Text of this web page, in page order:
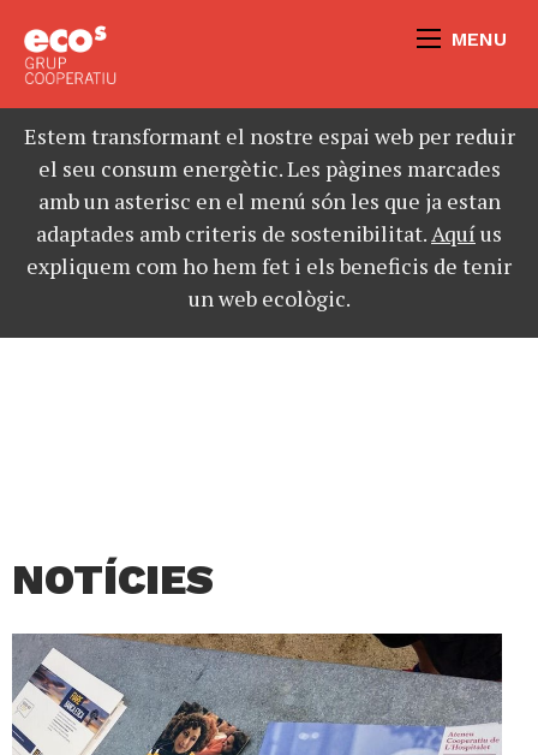
MENU
Estem transformant el nostre espai web per reduir
el seu consum energètic. Les pàgines marcades
amb un asterisc en el menú són les que ja estan
adaptades amb criteris de sostenibilitat.Aquíus
expliquem com ho hem fet i els beneficis de tenir
un web ecològic.
NOTÍCIES